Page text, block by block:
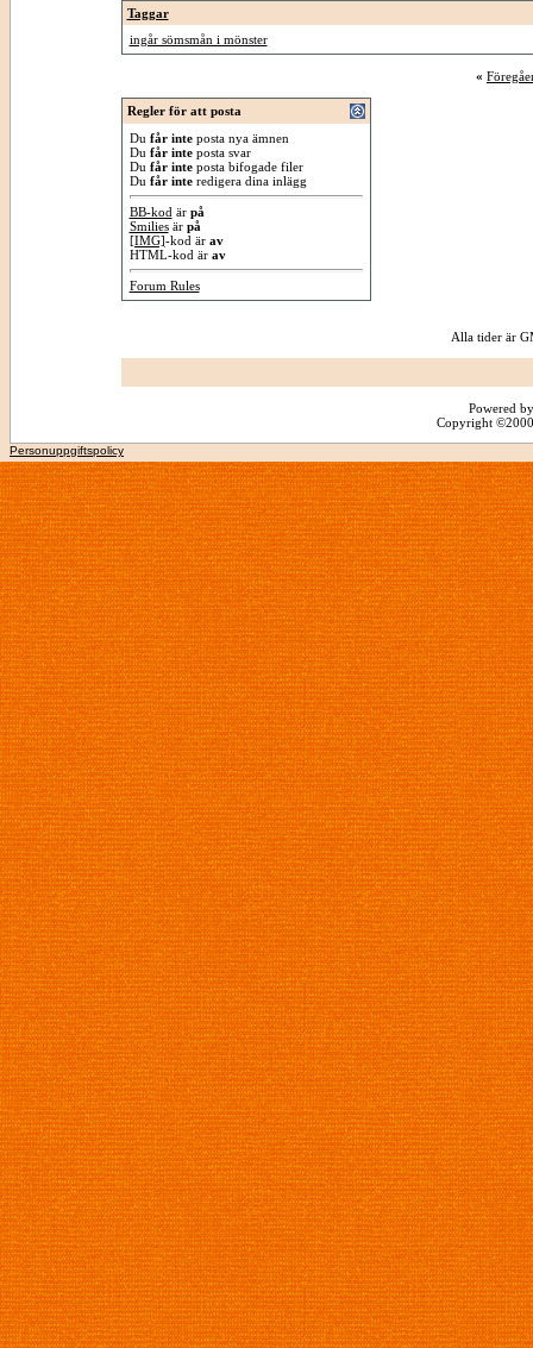
Taggar
ingår sömsmån i mönster
«
Regler för att posta
Du får inteposta nya ämnen
Du får inteposta svar
Du får inteposta bifogade filer
Du får interedigera dina inlägg
BB-kod är på
Smiliesär på
[IMG]-kod är av
HTML-kod är av
Forum Rules
Alla tider är
Powered
Copyright
Personuppgiftspolicy